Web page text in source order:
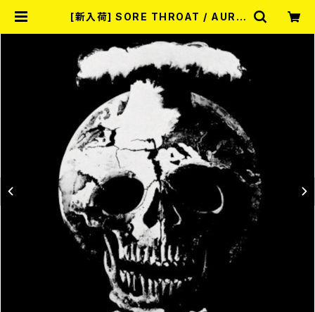
[新入荷] SORE THROAT / AURA
RD CRYSTAL CLEAR VINYL LP)
| RECORD SHOP MISERY